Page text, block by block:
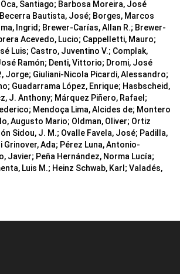
Santiago; Barbosa Moreira, José
Bautista, José; Borges, Marcos
Ingrid; Brewer-Carías, Allan R.; Brewer-
Acevedo, Lucio; Cappelletti, Mauro;
Luis; Castro, Juventino V.; Complak,
Ramón; Denti, Vittorio; Dromi, José
Jorge; Giuliani-Nicola Picardi, Alessandro;
Guadarrama López, Enrique; Hasbscheid,
J. Anthony; Márquez Piñero, Rafael;
Mendoça Lima, Alcides de; Montero
Augusto Mario; Oldman, Oliver; Ortiz
Sidou, J. M.; Ovalle Favela, José; Padilla,
Grinover, Ada; Pérez Luna, Antonio-
Javier; Peña Hernández, Norma Lucía;
Luis M.; Heinz Schwab, Karl; Valadés,